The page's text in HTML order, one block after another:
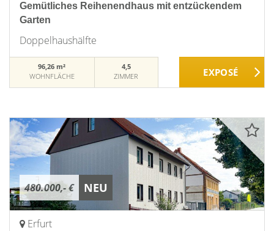
Gemütliches Reihenendhaus mit entzückendem
Garten
Doppelhaushälfte
96,26 m²
WOHNFLÄCHE
4,5
ZIMMER
480.000,- € NEU
Erfurt